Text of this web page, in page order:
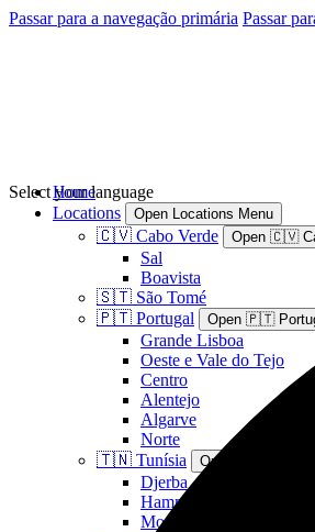
Passar para a navegação primária Passar
Home
Locations
Open Locations Menu
🇨🇻 Cabo Verde Open 🇨🇻
Sal
Boavista
🇸🇹 São Tomé
🇵🇹 Portugal
Open 🇵🇹
Grande Lisboa
Oeste e Vale do Tejo
Centro
Alentejo
Algarve
Norte
🇹🇳 Tunísia
Open 🇹🇳 Tunísia
Djerba
Hammamet
Monastir
Select your language